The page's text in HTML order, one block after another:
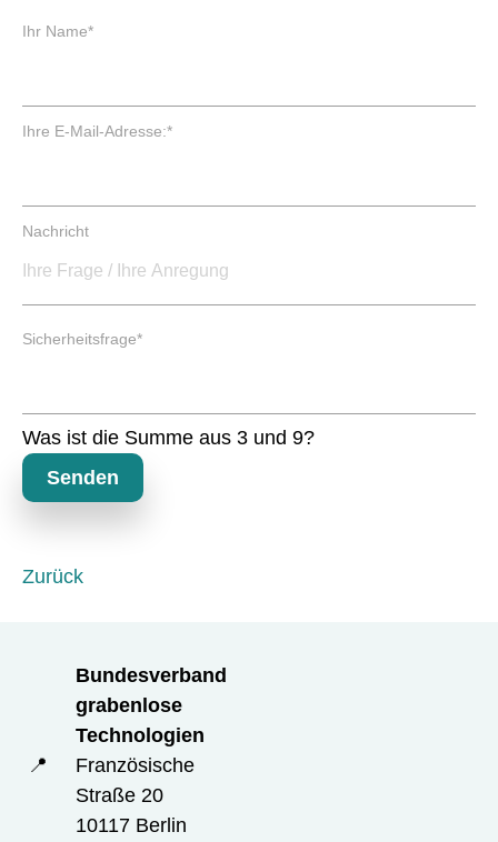
P
h
e
l
Ihr Name*
P
h
t
l
Ihre E-Mail-Adresse:*
Nachricht
P
h
f
d
Sicherheitsfrage*
Was ist die Summe aus 3 und 9?
Senden
Zurück
📍
Bundesverband
grabenlose
Technologien
Französische
Straße 20
10117 Berlin